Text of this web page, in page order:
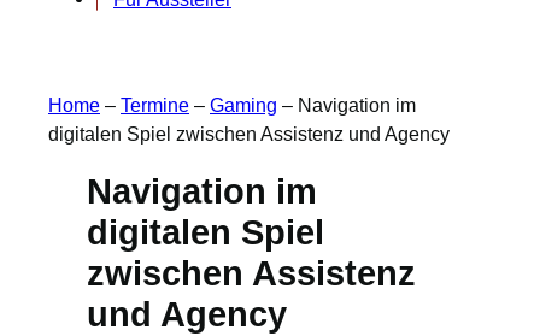
Home – Termine – Gaming – Navigation im
digitalen Spiel zwischen Assistenz und Agency
Navigation im
digitalen Spiel
zwischen Assistenz
und Agency